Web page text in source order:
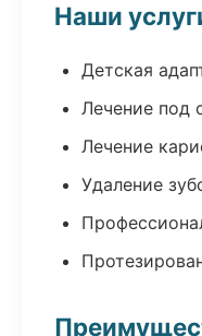
Наши
Детская
Лечение под
Лечение
Удаление